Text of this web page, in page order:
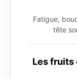
Fatigue,
tête
Les